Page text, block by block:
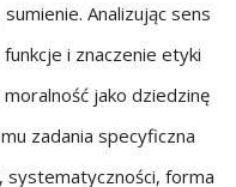
Analizując sens
i znaczenie etyki
jako dziedzinę
zadania specyficzna
systematyczności, forma